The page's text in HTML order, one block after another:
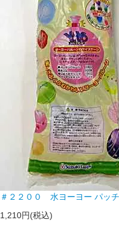
＃２２００ 水ヨーヨー パッチ
1,210円(税込)